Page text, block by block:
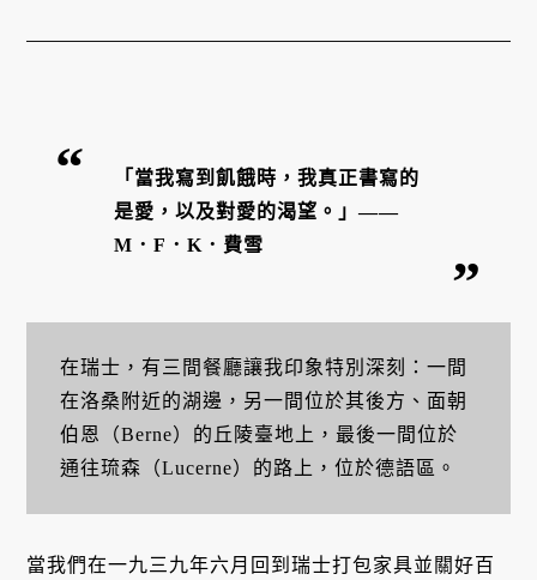
「當我寫到飢餓時，我真正書寫的
是愛，以及對愛的渴望。」——
M．F．K．費雪
在瑞士，有三間餐廳讓我印象特別深刻：一間
在洛桑附近的湖邊，另一間位於其後方、面朝
伯恩（Berne）的丘陵臺地上，最後一間位於
通往琉森（Lucerne）的路上，位於德語區。
當我們在一九三九年六月回到瑞士打包家具並關好百